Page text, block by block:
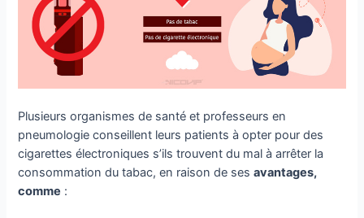
Plusieurs organismes de santé et professeurs en
pneumologie conseillent leurs patients à opter pour des
cigarettes électroniques s’ils trouvent du mal à arrêter la
consommation du tabac, en raison de sesavantages,
comme :